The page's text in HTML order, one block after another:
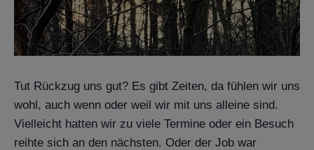
Tut Rückzug uns gut? Es gibt Zeiten, da fühlen wir uns
wohl, auch wenn oder weil wir mit uns alleine sind.
Vielleicht hatten wir zu viele Termine oder ein Besuch
reihte sich an den nächsten. Oder der Job war